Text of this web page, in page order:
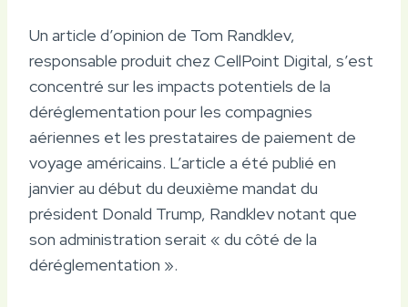
Un article d’opinion de Tom Randklev,
responsable produit chez CellPoint Digital, s’est
concentré sur les impacts potentiels de la
déréglementation pour les compagnies
aériennes et les prestataires de paiement de
voyage américains. L’article a été publié en
janvier au début du deuxième mandat du
président Donald Trump, Randklev notant que
son administration serait « du côté de la
déréglementation ».